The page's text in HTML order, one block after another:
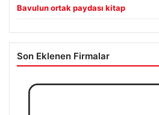
Bavulun ortak paydası kitap
Son Eklenen Firmalar